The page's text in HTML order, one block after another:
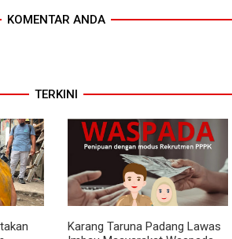
KOMENTAR ANDA
TERKINI
Karang Taruna Padang Lawas